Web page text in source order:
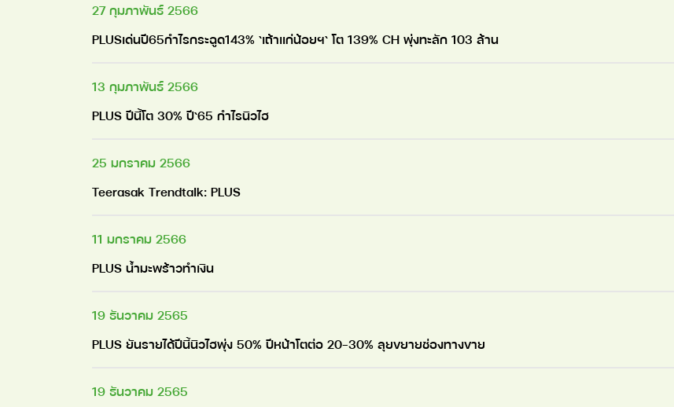
27 กุมภาพันธ์ 2566
PLUSเด่นปี65กำไรกระฉูด143% `เถ้าแก่น้อยฯ` โต 139% CH พุ่งทะลัก 103 ล้าน
13 กุมภาพันธ์ 2566
PLUS ปีนี้โต 30% ปี`65 กําไรนิวไฮ
25 มกราคม 2566
Teerasak Trendtalk: PLUS
11 มกราคม 2566
PLUS น้ำมะพร้าวทำเงิน
19 ธันวาคม 2565
PLUS ยันรายได้ปีนี้นิวไฮพุ่ง 50% ปีหน้าโตต่อ 20-30% ลุยขยายช่องทางขาย
19 ธันวาคม 2565